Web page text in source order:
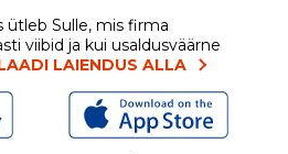
ütleb Sulle, mis firma
viibid ja kui usaldusväärne
LAIENDUS ALLA